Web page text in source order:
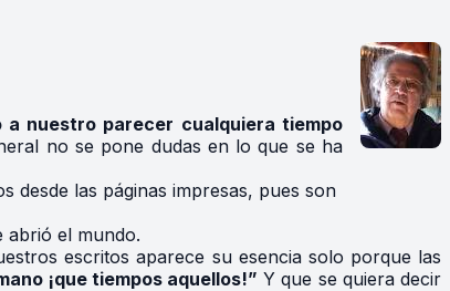
a nuestro parecer cualquiera tiempo
no se pone dudas en lo que se ha
desde las páginas impresas, pues son
abrió el mundo.
escritos aparece su esencia solo porque las
¡que tiempos aquellos!” Y que se quiera decir